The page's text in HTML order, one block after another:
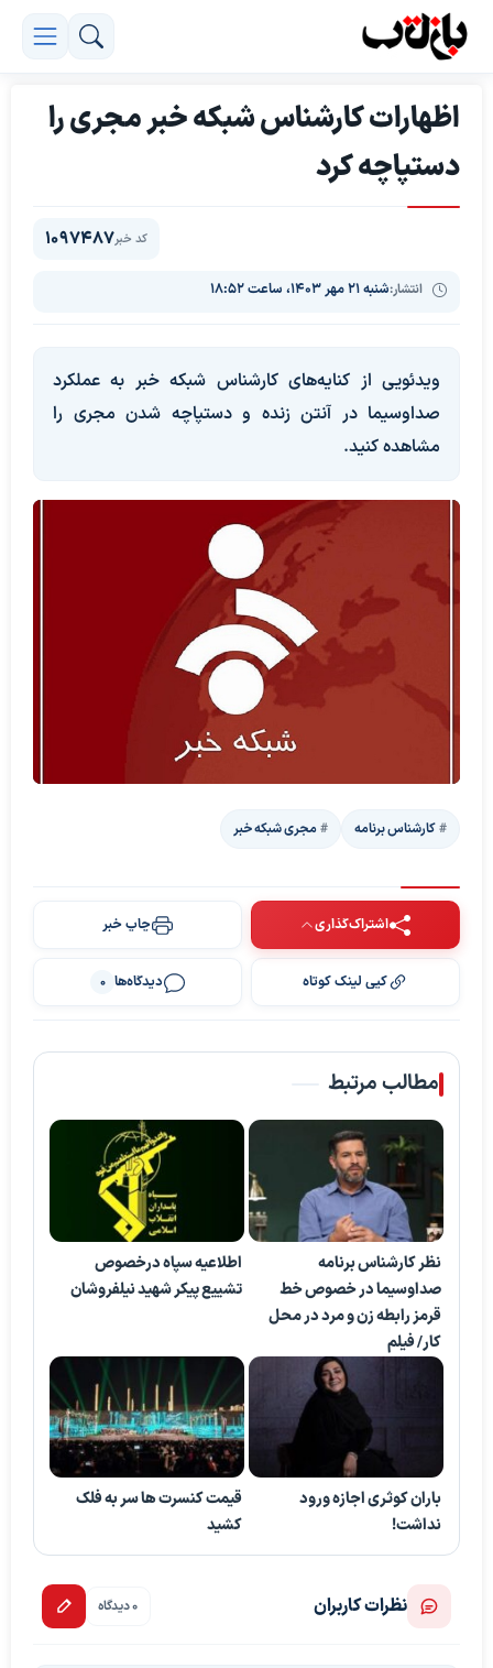
اظهارات کارشناس شبکه خبر مجری را
دستپاچه کرد
انتشار:شنبه ۲۱ مهر ۱۴۰۳، ساعت ۱۸:۵۲
کد خبر1097487
ویدئویی از کنایه‌های کارشناس شبکه خبر به عملکرد
صداوسیما در آنتن زنده و دستپاچه شدن مجری را
مشاهده کنید.
کارشناس برنامه مجری شبکه خبر
اشتراک‌گذاری چاپ خبر
کپی لینک کوتاه دیدگاه‌ها 0
مطالب مرتبط
نظر کارشناس برنامه
صداوسیما در خصوص خط
قرمز رابطه زن و مرد در محل
کار/ فیلم
اطلاعیه سپاه درخصوص
تشییع پیکر شهید نیلفروشان
باران کوثری اجازه ورود
نداشت!
قیمت کنسرت ها سر به فلک
کشید
نظرات کاربران 0 دیدگاه